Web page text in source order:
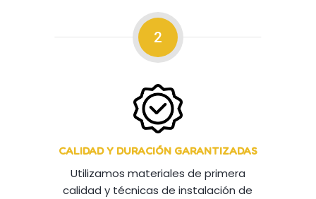
2
CALIDAD Y DURACIÓN GARANTIZADAS
Utilizamos materiales de primera
calidad y técnicas de instalación de